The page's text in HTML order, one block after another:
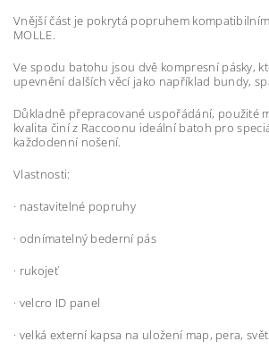
Vnější část je pokrytá popruhem
MOLLE.
Ve spodu batohu jsou dvě kompresní pásky,
upevnění dalších věcí jako například bundy,
Důkladně přepracované uspořádání, použité
kvalita činí z Raccoonu ideální batoh pro
každodenní nošení.
Vlastnosti:
· nastavitelné popruhy
· odnímatelný bederní pás
· rukojeť
· velcro ID panel
· velká externí kapsa na uložení map, pera,